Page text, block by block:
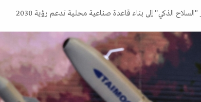
الذكي" إلى بناء قاعدة صناعية محلية تدعم رؤية 2030